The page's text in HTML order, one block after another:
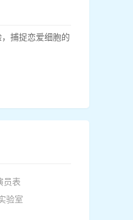
捕捉恋爱细胞的
员表
验室